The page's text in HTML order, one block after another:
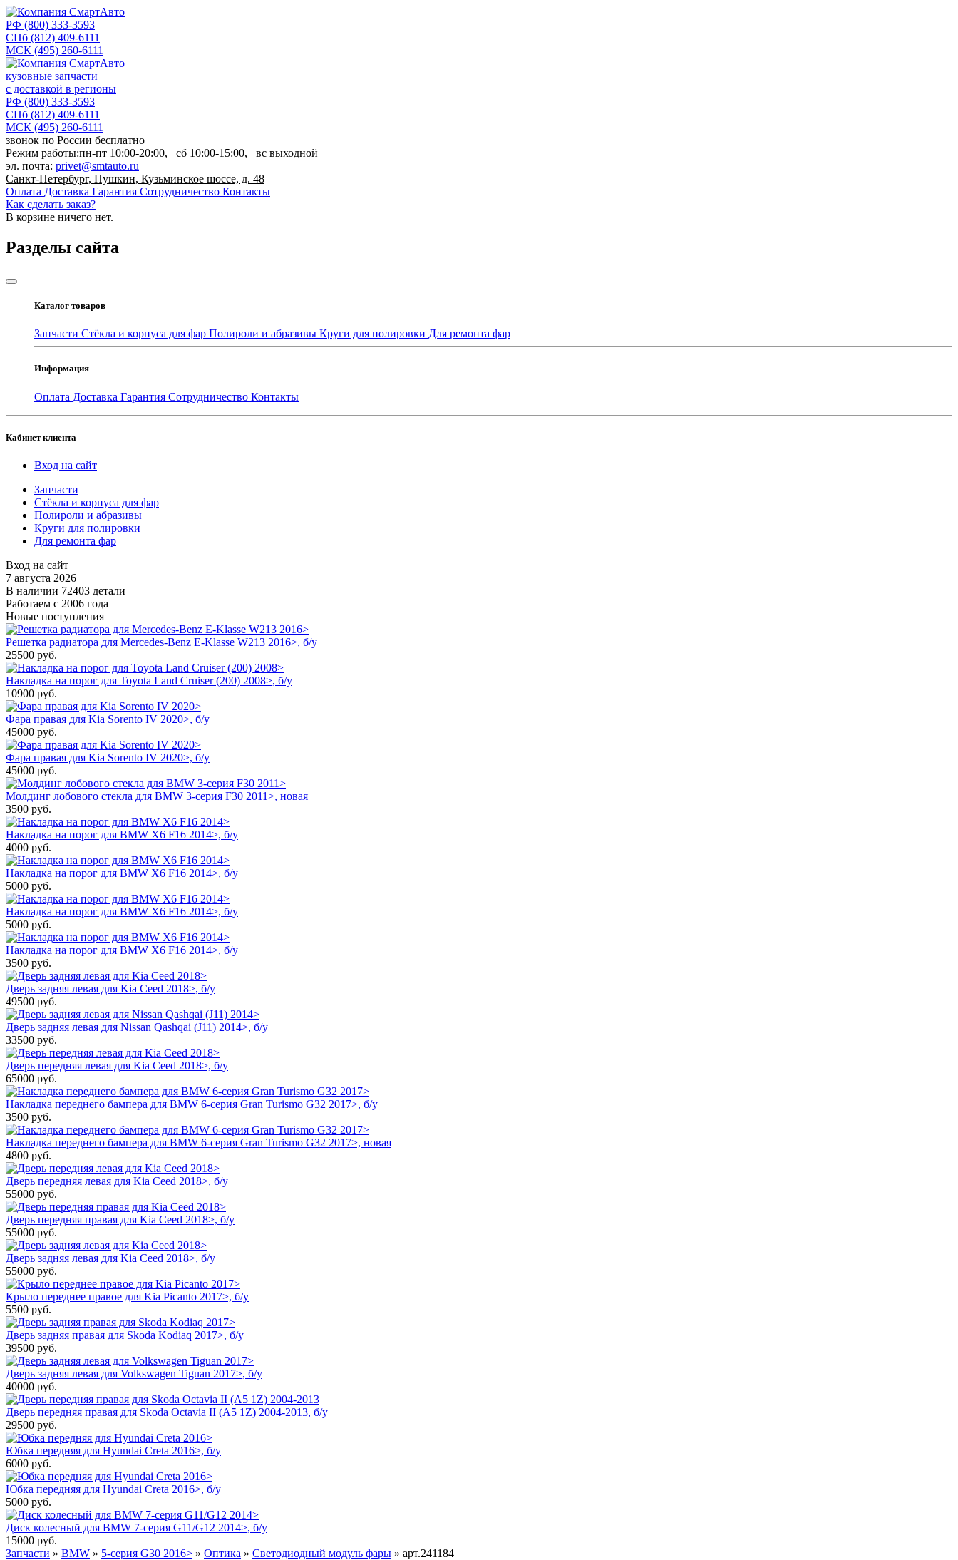
РФ (800) 333-3593
СПб (812) 409-6111
МСК (495) 260-6111
кузовные запчасти
с доставкой в регионы
РФ (800) 333-3593
СПб (812) 409-6111
МСК (495) 260-6111
звонок по России бесплатно
Режим работы:пн-пт 10:00-20:00, сб 10:00-15:00, вс выходной
эл. почта: privet@smtauto.ru
Санкт-Петербург, Пушкин, Кузьминское шоссе, д. 48
Оплата Доставка Гарантия Сотрудничество Контакты
Как сделать заказ?
В корзине ничего нет.
Разделы сайта
Каталог товаров
Запчасти Стёкла и корпуса для фар Полироли и абразивы Круги для полировки Для ремонта фар
Информация
Оплата Доставка Гарантия Сотрудничество Контакты
Кабинет клиента
Вход на сайт
Запчасти
Стёкла и корпуса для фар
Полироли и абразивы
Круги для полировки
Для ремонта фар
Вход на сайт
7 августа 2026
В наличии 72403 детали
Работаем с 2006 года
Новые поступления
Решетка радиатора для Mercedes-Benz E-Klasse W213 2016>, б/у
25500 руб.
Накладка на порог для Toyota Land Cruiser (200) 2008>, б/у
10900 руб.
Фара правая для Kia Sorento IV 2020>, б/у
45000 руб.
Фара правая для Kia Sorento IV 2020>, б/у
45000 руб.
Молдинг лобового стекла для BMW 3-серия F30 2011>, новая
3500 руб.
Накладка на порог для BMW X6 F16 2014>, б/у
4000 руб.
Накладка на порог для BMW X6 F16 2014>, б/у
5000 руб.
Накладка на порог для BMW X6 F16 2014>, б/у
5000 руб.
Накладка на порог для BMW X6 F16 2014>, б/у
3500 руб.
Дверь задняя левая для Kia Ceed 2018>, б/у
49500 руб.
Дверь задняя левая для Nissan Qashqai (J11) 2014>, б/у
33500 руб.
Дверь передняя левая для Kia Ceed 2018>, б/у
65000 руб.
Накладка переднего бампера для BMW 6-серия Gran Turismo G32 2017>, б/у
3500 руб.
Накладка переднего бампера для BMW 6-серия Gran Turismo G32 2017>, новая
4800 руб.
Дверь передняя левая для Kia Ceed 2018>, б/у
55000 руб.
Дверь передняя правая для Kia Ceed 2018>, б/у
55000 руб.
Дверь задняя левая для Kia Ceed 2018>, б/у
55000 руб.
Крыло переднее правое для Kia Picanto 2017>, б/у
5500 руб.
Дверь задняя правая для Skoda Kodiaq 2017>, б/у
39500 руб.
Дверь задняя левая для Volkswagen Tiguan 2017>, б/у
40000 руб.
Дверь передняя правая для Skoda Octavia II (A5 1Z) 2004-2013, б/у
29500 руб.
Юбка передняя для Hyundai Creta 2016>, б/у
6000 руб.
Юбка передняя для Hyundai Creta 2016>, б/у
5000 руб.
Диск колесный для BMW 7-серия G11/G12 2014>, б/у
15000 руб.
Запчасти » BMW » 5-серия G30 2016> » Оптика » Светодиодный модуль фары » арт.241184